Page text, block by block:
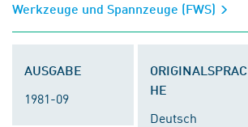
Werkzeuge und Spannzeuge (FWS)
AUSGABE
1981-09
ORIGINALSPRAC
HE
Deutsch